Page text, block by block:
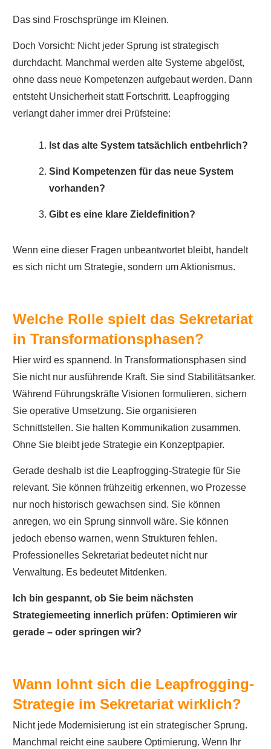
Das sind Froschsprünge im Kleinen.
Doch Vorsicht: Nicht jeder Sprung ist strategisch
durchdacht. Manchmal werden alte Systeme abgelöst,
ohne dass neue Kompetenzen aufgebaut werden. Dann
entsteht Unsicherheit statt Fortschritt. Leapfrogging
verlangt daher immer drei Prüfsteine:
Ist das alte System tatsächlich entbehrlich?
Sind Kompetenzen für das neue System
vorhanden?
Gibt es eine klare Zieldefinition?
Wenn eine dieser Fragen unbeantwortet bleibt, handelt
es sich nicht um Strategie, sondern um Aktionismus.
Welche Rolle spielt das Sekretariat
in Transformationsphasen?
Hier wird es spannend. In Transformationsphasen sind
Sie nicht nur ausführende Kraft. Sie sind Stabilitätsanker.
Während Führungskräfte Visionen formulieren, sichern
Sie operative Umsetzung. Sie organisieren
Schnittstellen. Sie halten Kommunikation zusammen.
Ohne Sie bleibt jede Strategie ein Konzeptpapier.
Gerade deshalb ist die Leapfrogging-Strategie für Sie
relevant. Sie können frühzeitig erkennen, wo Prozesse
nur noch historisch gewachsen sind. Sie können
anregen, wo ein Sprung sinnvoll wäre. Sie können
jedoch ebenso warnen, wenn Strukturen fehlen.
Professionelles Sekretariat bedeutet nicht nur
Verwaltung. Es bedeutet Mitdenken.
Ich bin gespannt, ob Sie beim nächsten
Strategiemeeting innerlich prüfen: Optimieren wir
gerade – oder springen wir?
Wann lohnt sich die Leapfrogging-
Strategie im Sekretariat wirklich?
Nicht jede Modernisierung ist ein strategischer Sprung.
Manchmal reicht eine saubere Optimierung. Wenn Ihr